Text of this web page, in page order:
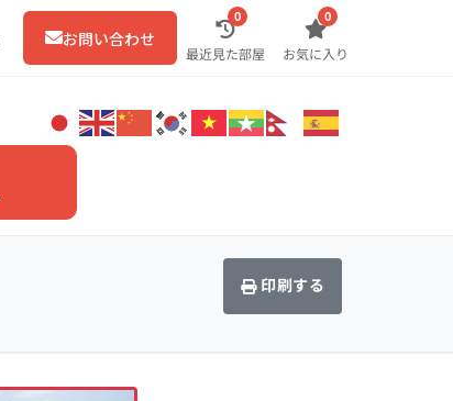
お問い合わせ
0
最近見た部屋
0
お気に入り
印刷する